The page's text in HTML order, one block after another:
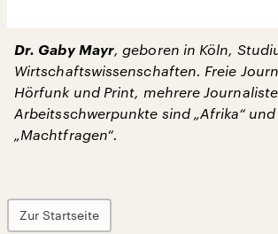
Dr. Gaby Mayr, geboren in Köln,
Wirtschaftswissenschaften. Freie
Hörfunk und Print, mehrere
Arbeitsschwerpunkte sind „Afrika“ und
„Machtfragen“.
Zur Startseite